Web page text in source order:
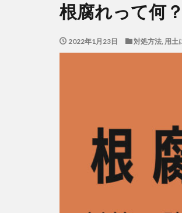
根腐れって何
2022年1月23日 対処方法, 用土